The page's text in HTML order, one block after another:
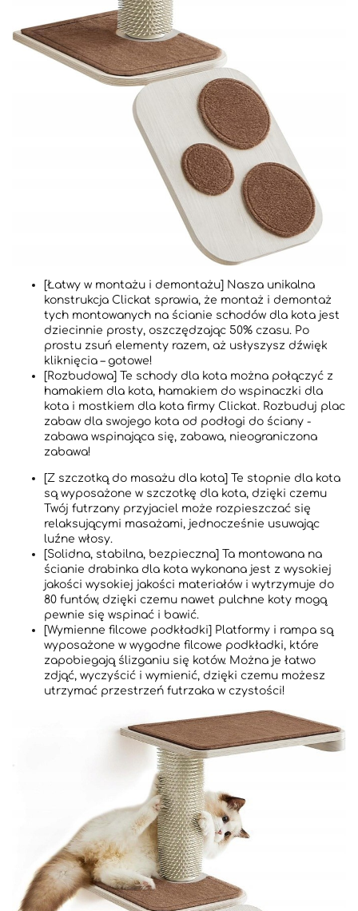
[Łatwy w montażu i demontażu] Nasza unikalna
konstrukcja Clickat sprawia, że montaż i demontaż
tych montowanych na ścianie schodów dla kota jest
dziecinnie prosty, oszczędzając 50% czasu. Po
prostu zsuń elementy razem, aż usłyszysz dźwięk
kliknięcia – gotowe!
[Rozbudowa] Te schody dla kota można połączyć z
hamakiem dla kota, hamakiem do wspinaczki dla
kota i mostkiem dla kota firmy Clickat. Rozbuduj plac
zabaw dla swojego kota od podłogi do ściany -
zabawa wspinająca się, zabawa, nieograniczona
zabawa!
[Z szczotką do masażu dla kota] Te stopnie dla kota
są wyposażone w szczotkę dla kota, dzięki czemu
Twój futrzany przyjaciel może rozpieszczać się
relaksującymi masażami, jednocześnie usuwając
luźne włosy.
[Solidna, stabilna, bezpieczna] Ta montowana na
ścianie drabinka dla kota wykonana jest z wysokiej
jakości wysokiej jakości materiałów i wytrzymuje do
80 funtów, dzięki czemu nawet pulchne koty mogą
pewnie się wspinać i bawić.
[Wymienne filcowe podkładki] Platformy i rampa są
wyposażone w wygodne filcowe podkładki, które
zapobiegają ślizganiu się kotów. Można je łatwo
zdjąć, wyczyścić i wymienić, dzięki czemu możesz
utrzymać przestrzeń futrzaka w czystości!